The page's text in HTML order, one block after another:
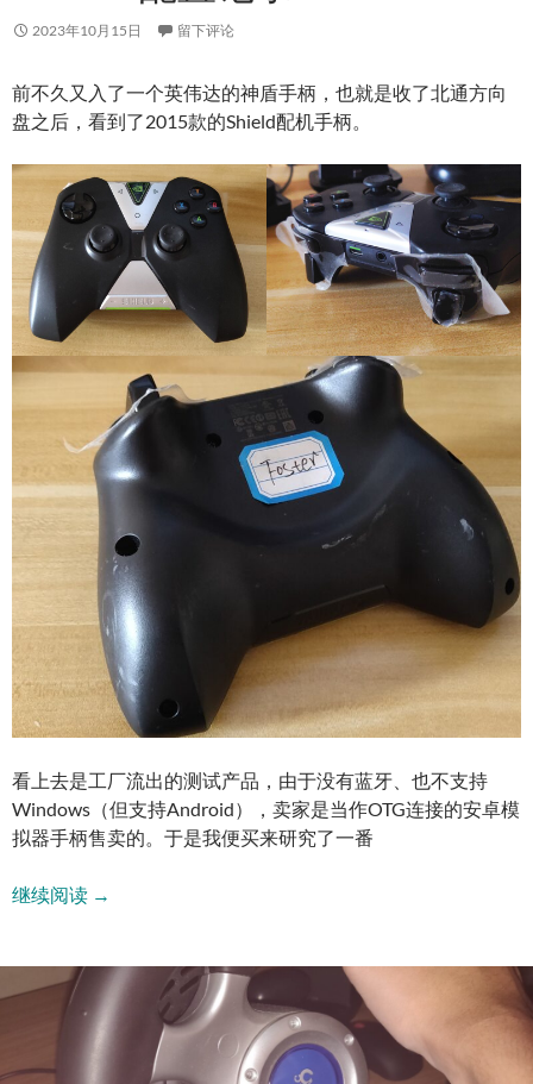
2023年10月15日 留下评论
前不久又入了一个英伟达的神盾手柄，也就是收了北通方向
盘之后，看到了2015款的Shield配机手柄。
看上去是工厂流出的测试产品，由于没有蓝牙、也不支持
Windows（但支持Android），卖家是当作OTG连接的安卓模
拟器手柄售卖的。于是我便买来研究了一番
继续阅读英伟达Shield 2015神盾手柄Win10配置记录
→